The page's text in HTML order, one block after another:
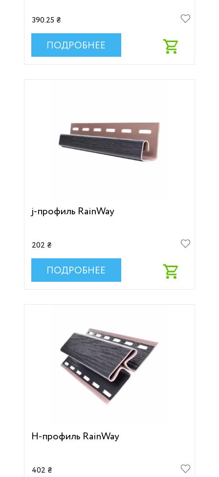
390.25 ₴
ПОДРОБНЕЕ
j-профиль RainWay
202 ₴
ПОДРОБНЕЕ
H-профиль RainWay
402 ₴